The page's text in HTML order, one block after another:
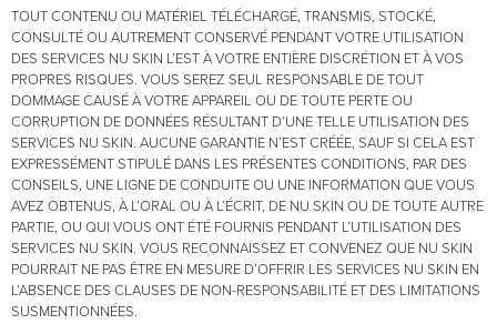
TOUT CONTENU OU MATÉRIEL TÉLÉCHARGÉ, TRANSMIS, STOCKÉ,
CONSULTÉ OU AUTREMENT CONSERVÉ PENDANT VOTRE UTILISATION
DES SERVICES NU SKIN L’EST À VOTRE ENTIÈRE DISCRÉTION ET À VOS
PROPRES RISQUES. VOUS SEREZ SEUL RESPONSABLE DE TOUT
DOMMAGE CAUSÉ À VOTRE APPAREIL OU DE TOUTE PERTE OU
CORRUPTION DE DONNÉES RÉSULTANT D’UNE TELLE UTILISATION DES
SERVICES NU SKIN. AUCUNE GARANTIE N’EST CRÉÉE, SAUF SI CELA EST
EXPRESSÉMENT STIPULÉ DANS LES PRÉSENTES CONDITIONS, PAR DES
CONSEILS, UNE LIGNE DE CONDUITE OU UNE INFORMATION QUE VOUS
AVEZ OBTENUS, À L’ORAL OU À L’ÉCRIT, DE NU SKIN OU DE TOUTE AUTRE
PARTIE, OU QUI VOUS ONT ÉTÉ FOURNIS PENDANT L’UTILISATION DES
SERVICES NU SKIN. VOUS RECONNAISSEZ ET CONVENEZ QUE NU SKIN
POURRAIT NE PAS ÊTRE EN MESURE D’OFFRIR LES SERVICES NU SKIN EN
L’ABSENCE DES CLAUSES DE NON-RESPONSABILITÉ ET DES LIMITATIONS
SUSMENTIONNÉES.